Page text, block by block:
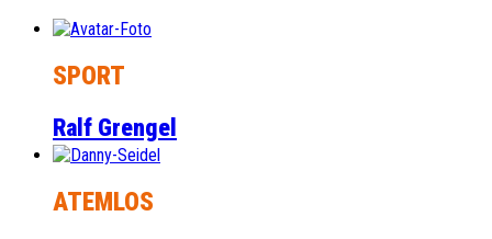
SPORT
Ralf Grengel
ATEMLOS